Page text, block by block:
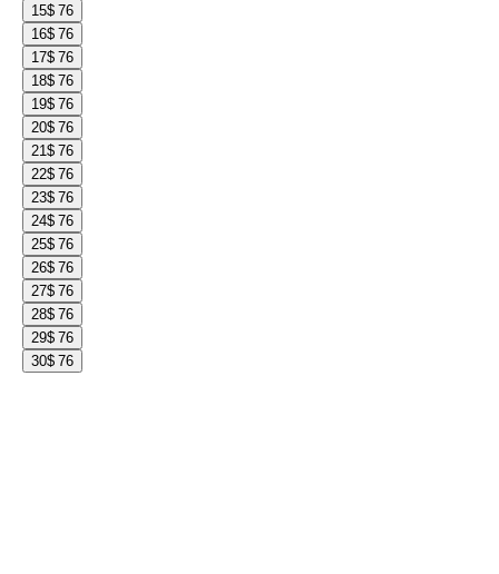
15$ 76
16$ 76
17$ 76
18$ 76
19$ 76
20$ 76
21$ 76
22$ 76
23$ 76
24$ 76
25$ 76
26$ 76
27$ 76
28$ 76
29$ 76
30$ 76